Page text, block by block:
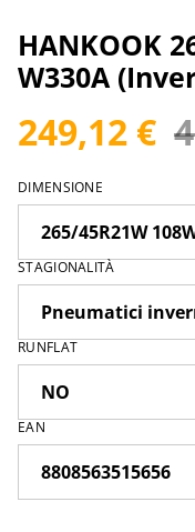
HANKOOK
W330A
249,12 €
DIMENSIONE
STAGIONALITÀ
RUNFLAT
EAN